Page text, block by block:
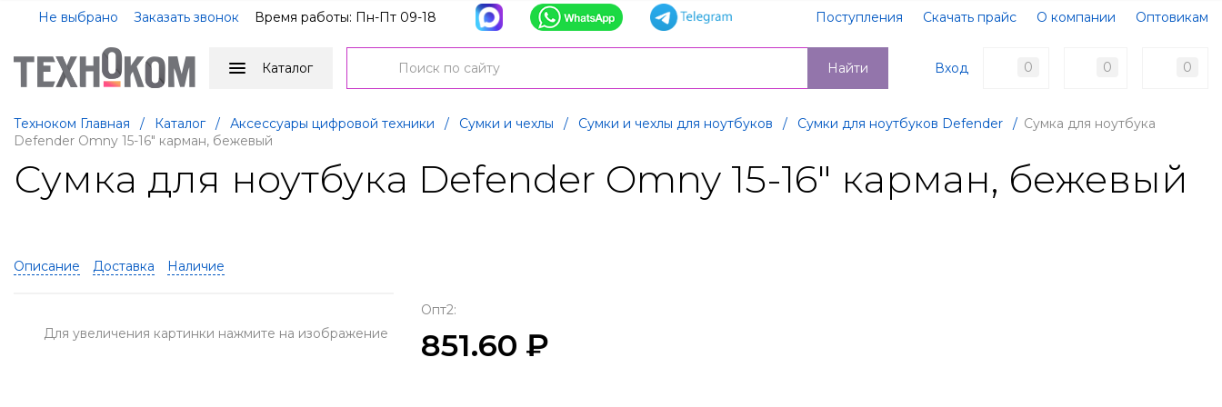
Не выбрано Заказать звонок Время работы: Пн-Пт 09-18 Поступления Скачать прайс О компании
Оптовикам
Доставка
Контакты
Каталог Вход 0 0 0
Найти
Техноком Главная / Каталог / Аксессуары цифровой техники / Сумки и чехлы / Сумки и чехлы для ноутбуков / Сумки для ноутбуков Defender / Сумка для ноутбука
Defender Omny 15-16" карман, бежевый
Сумка для ноутбука Defender Omny 15-16" карман, бежевый
Описание Доставка Наличие
Для увеличения картинки нажмите на изображение
Опт2:
851.60 ₽